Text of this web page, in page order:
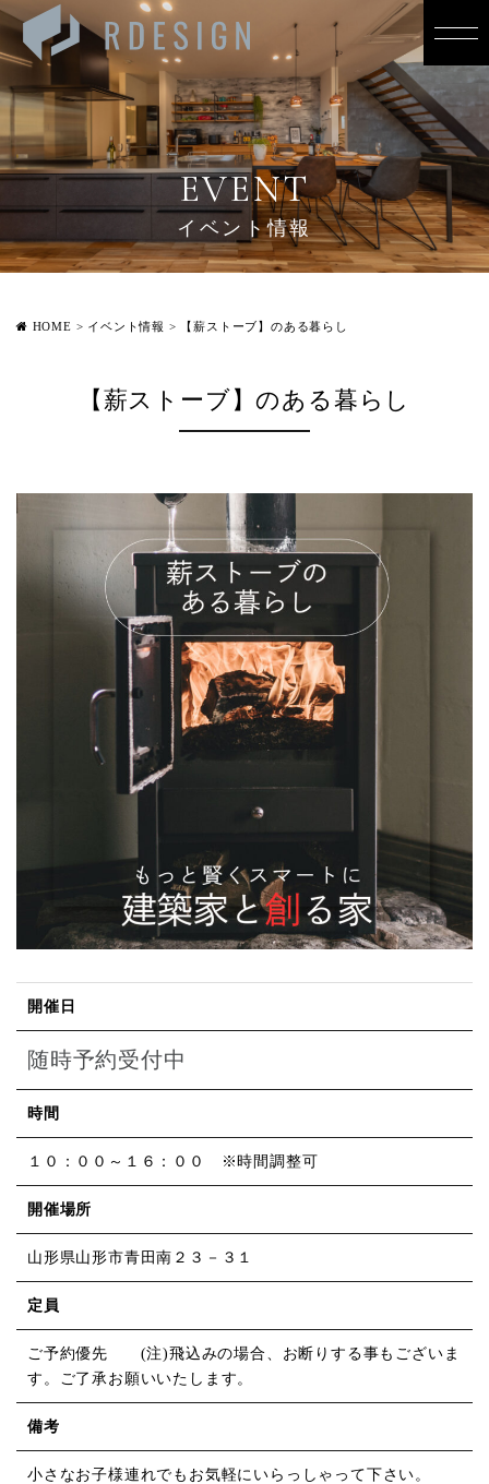
EVENT
イベント情報
HOME > イベント情報 > 【薪ストーブ】のある暮らし
【薪ストーブ】のある暮らし
開催日
随時予約受付中
時間
１０：００～１６：００ ※時間調整可
開催場所
山形県山形市青田南２３－３１
定員
ご予約優先 (注)飛込みの場合、お断りする事もございま
す。ご了承お願いいたします。
備考
小さなお子様連れでもお気軽にいらっしゃって下さい。